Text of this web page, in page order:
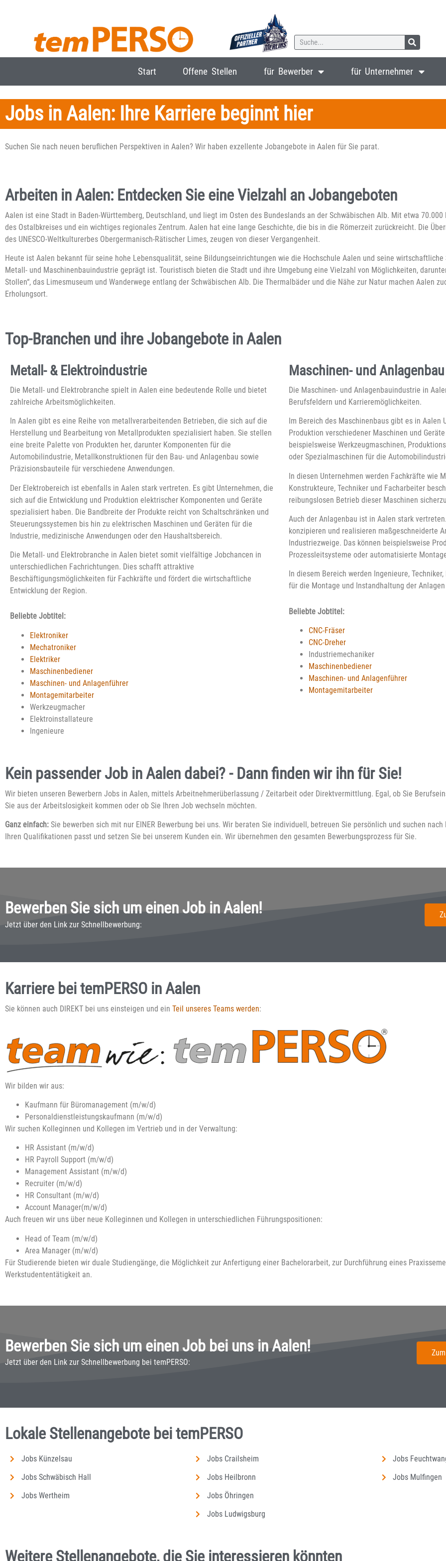
Start Offene Stellen für Bewerber für Unternehmer
Jobs in Aalen: Ihre Karriere beginnt hier
Suchen Sie nach neuen beruflichen Perspektiven in Aalen? Wir haben exzellente Jobangebote in Aalen für Sie parat.
Arbeiten in Aalen: Entdecken Sie eine Vielzahl an Jobangeboten
Aalen ist eine Stadt in Baden-Württemberg, Deutschland, und liegt im Osten des Bundeslands an der Schwäbischen Alb. Mit etwa
des Ostalbkreises und ein wichtiges regionales Zentrum. Aalen hat eine lange Geschichte, die bis in die Römerzeit zurückreicht. Die
des UNESCO-Weltkulturerbes Obergermanisch-Rätischer Limes, zeugen von dieser Vergangenheit.
Heute ist Aalen bekannt für seine hohe Lebensqualität, seine Bildungseinrichtungen wie die Hochschule Aalen und seine
Metall- und Maschinenbauindustrie geprägt ist. Touristisch bieten die Stadt und ihre Umgebung eine Vielzahl von Möglichkeiten,
Stollen“, das Limesmuseum und Wanderwege entlang der Schwäbischen Alb. Die Thermalbäder und die Nähe zur Natur machen Aalen
Erholungsort.
Top-Branchen und ihre Jobangebote in Aalen
Metall- & Elektroindustrie
Die Metall- und Elektrobranche spielt in Aalen eine bedeutende Rolle und bietet
zahlreiche Arbeitsmöglichkeiten.
In Aalen gibt es eine Reihe von metallverarbeitenden Betrieben, die sich auf die
Herstellung und Bearbeitung von Metallprodukten spezialisiert haben. Sie stellen
eine breite Palette von Produkten her, darunter Komponenten für die
Automobilindustrie, Metallkonstruktionen für den Bau- und Anlagenbau sowie
Präzisionsbauteile für verschiedene Anwendungen.
Der Elektrobereich ist ebenfalls in Aalen stark vertreten. Es gibt Unternehmen, die
sich auf die Entwicklung und Produktion elektrischer Komponenten und Geräte
spezialisiert haben. Die Bandbreite der Produkte reicht von Schaltschränken und
Steuerungssystemen bis hin zu elektrischen Maschinen und Geräten für die
Industrie, medizinische Anwendungen oder den Haushaltsbereich.
Die Metall- und Elektrobranche in Aalen bietet somit vielfältige Jobchancen in
unterschiedlichen Fachrichtungen. Dies schafft attraktive
Beschäftigungsmöglichkeiten für Fachkräfte und fördert die wirtschaftliche
Entwicklung der Region.
Beliebte Jobtitel:
Elektroniker
Mechatroniker
Elektriker
Maschinenbediener
Maschinen- und Anlagenführer
Montagemitarbeiter
Werkzeugmacher
Elektroinstallateure
Ingenieure
Maschinen- und Anlagenbau
Die Maschinen- und Anlagenbauindustrie in
Berufsfeldern und Karrieremöglichkeiten.
Im Bereich des Maschinenbaus gibt es in Aalen
Produktion verschiedener Maschinen und
beispielsweise Werkzeugmaschinen,
oder Spezialmaschinen für die
In diesen Unternehmen werden Fachkräfte wie
Konstrukteure, Techniker und Facharbeiter
reibungslosen Betrieb dieser Maschinen
Auch der Anlagenbau ist in Aalen stark
konzipieren und realisieren maßgeschneiderte
Industriezweige. Das können beispielsweise
Prozessleitsysteme oder automatisierte
In diesem Bereich werden Ingenieure,
für die Montage und Instandhaltung der
Beliebte Jobtitel:
CNC-Fräser
CNC-Dreher
Industriemechaniker
Maschinenbediener
Maschinen- und Anlagenführer
Montagemitarbeiter
Kein passender Job in Aalen dabei? - Dann finden wir ihn für Sie!
Wir bieten unseren Bewerbern Jobs in Aalen, mittels Arbeitnehmerüberlassung / Zeitarbeit oder Direktvermittlung. Egal, ob Sie
Sie aus der Arbeitslosigkeit kommen oder ob Sie Ihren Job wechseln möchten.
Ganz einfach: Sie bewerben sich mit nur EINER Bewerbung bei uns. Wir beraten Sie individuell, betreuen Sie persönlich und suchen
Ihren Qualifikationen passt und setzen Sie bei unserem Kunden ein. Wir übernehmen den gesamten Bewerbungsprozess für Sie.
Bewerben Sie sich um einen Job in Aalen!
Jetzt über den Link zur Schnellbewerbung:
Karriere bei temPERSO in Aalen
Sie können auch DIREKT bei uns einsteigen und ein Teil unseres Teams werden:
Wir bilden wir aus:
Kaufmann für Büromanagement (m/w/d)
Personaldienstleistungskaufmann (m/w/d)
Wir suchen Kolleginnen und Kollegen im Vertrieb und in der Verwaltung:
HR Assistant (m/w/d)
HR Payroll Support (m/w/d)
Management Assistant (m/w/d)
Recruiter (m/w/d)
HR Consultant (m/w/d)
Account Manager(m/w/d)
Auch freuen wir uns über neue Kolleginnen und Kollegen in unterschiedlichen Führungspositionen:
Head of Team (m/w/d)
Area Manager (m/w/d)
Für Studierende bieten wir duale Studiengänge, die Möglichkeit zur Anfertigung einer Bachelorarbeit, zur Durchführung eines
Werkstudententätigkeit an.
Bewerben Sie sich um einen Job bei uns in Aalen!
Jetzt über den Link zur Schnellbewerbung bei temPERSO:
Lokale Stellenangebote bei temPERSO
Jobs Künzelsau
Jobs Schwäbisch Hall
Jobs Wertheim
Jobs Crailsheim
Jobs Heilbronn
Jobs Öhringen
Jobs Ludwigsburg
Jobs
Jobs Mulfingen
Weitere Stellenangebote, die Sie interessieren könnten